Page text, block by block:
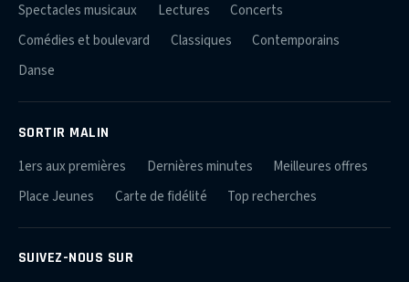
Spectacles musicaux
Lectures
Concerts
Comédies et boulevard
Classiques
Contemporains
Danse
SORTIR MALIN
1ers aux premières Dernières minutes
Meilleures offres
Place Jeunes
Carte de fidélité Top recherches
SUIVEZ-NOUS SUR